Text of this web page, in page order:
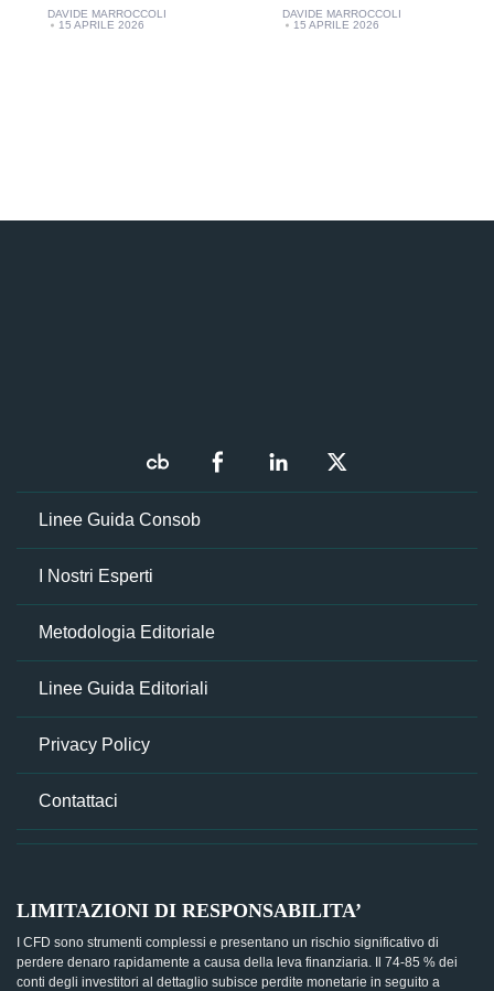
DAVIDE MARROCCOLI
15 APRILE 2026
DAVIDE MARROCCOLI
15 APRILE 2026
Linee Guida Consob
I Nostri Esperti
Metodologia Editoriale
Linee Guida Editoriali
Privacy Policy
Contattaci
LIMITAZIONI DI RESPONSABILITA’
I CFD sono strumenti complessi e presentano un rischio significativo di
perdere denaro rapidamente a causa della leva finanziaria. Il 74-85 % dei
conti degli investitori al dettaglio subisce perdite monetarie in seguito a